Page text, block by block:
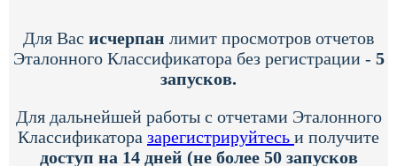
Для Вас исчерпан лимит просмотров отчетов
Эталонного Классификатора без регистрации - 5
запусков.
Для дальнейшей работы с отчетами Эталонного
Классификатора зарегистрируйтесь и получите
доступ на 14 дней (не более 50 запусков